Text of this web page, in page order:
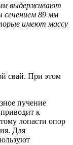
выдерживают
сечением 89 мм
имеют массу
свай. При этом
пучение
к
лопасти опор
Для